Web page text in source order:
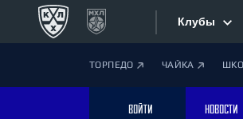
Клубы
Дивизион
ТОРПЕДО ЧАЙКА
ВОЙТИ НОВОСТИ